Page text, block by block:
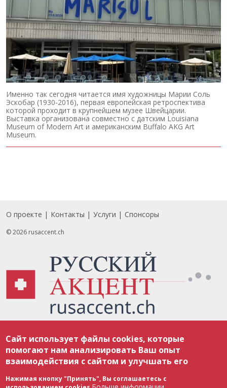
Именно так сегодня читается имя художницы Марии Соль
Эскобар (1930-2016), первая европейская ретроспектива
которой проходит в крупнейшем музее Швейцарии.
Выставка организована совместно с датским Louisiana
Museum of Modern Art и американским Buffalo AKG Art
Museum.
Footer
О проекте Контакты Услуги Спонсоры
© 2026 rusaccent.ch
соответствии с законодательством Швейцарии об авторском праве и
международными соглашениями. Полное или частичное использование
материалов возможно только с разрешения редакции. В случае полного
или частичного воспроизведения материалов сайта rusaccent.ch,
ОБЯЗАТЕЛЬНА АКТИВНАЯ ГИПЕРССЫЛКА на конкретный заимствованный
текст. Фотоизображения, размещенные редакцией rusaccent.ch, являются
ее исключительной собственностью. Полное или частичное
Сайт использует файлы cookies, которые
помогают нам анализировать Ваш опыт
взаимодействия с сайтом и улучшать его
Нажимая кнопку "Принять", Вы соглашаетесь с